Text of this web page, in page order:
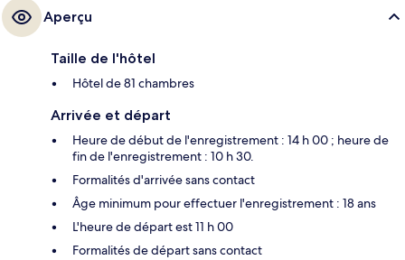
Aperçu
Taille de l'hôtel
Hôtel de 81 chambres
Arrivée et départ
Heure de début de l'enregistrement : 14 h 00 ; heure de
fin de l'enregistrement : 10 h 30.
Formalités d'arrivée sans contact
Âge minimum pour effectuer l'enregistrement : 18 ans
L'heure de départ est 11 h 00
Formalités de départ sans contact